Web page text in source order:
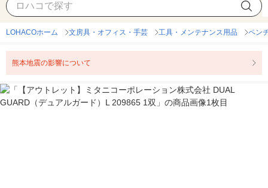
LOHACOホーム 文房具・オフィス・手芸 工具・メンテナンス用品 ペン
熊本地震の影響について